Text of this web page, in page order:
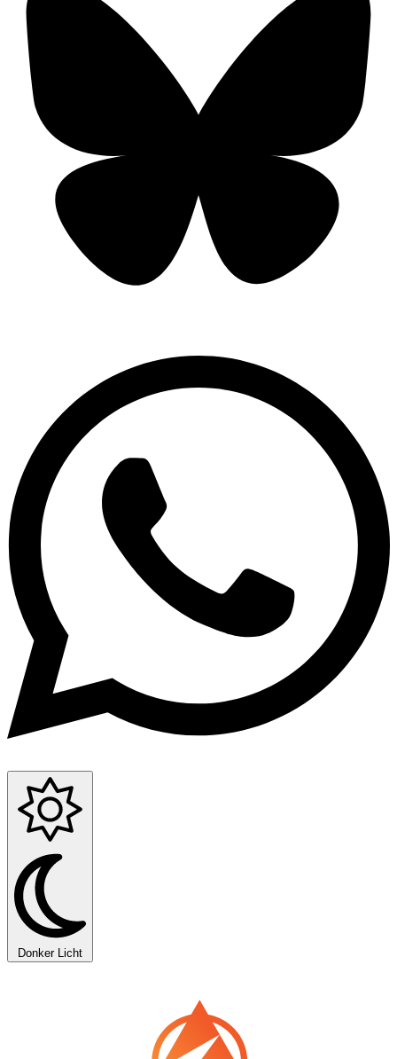
Donker Licht